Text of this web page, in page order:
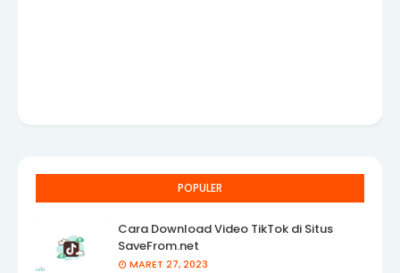
POPULER
Cara Download Video TikTok di Situs
SaveFrom.net
MARET 27, 2023